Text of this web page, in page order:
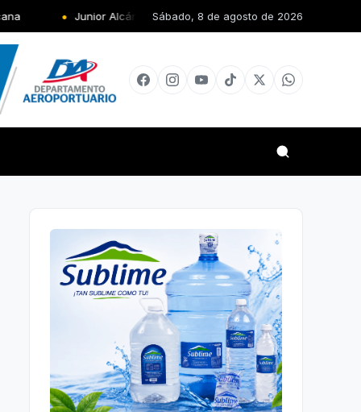
Junior Alcántara le da oro al país en los Juegos Centroamericanos
Sábado, 8 de agosto de 2026